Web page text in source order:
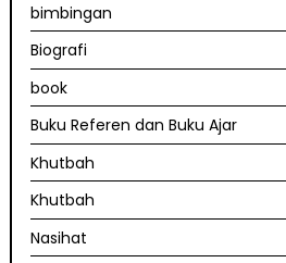
bimbingan
Biografi
book
Buku Referen dan Buku Ajar
Khutbah
Khutbah
Nasihat